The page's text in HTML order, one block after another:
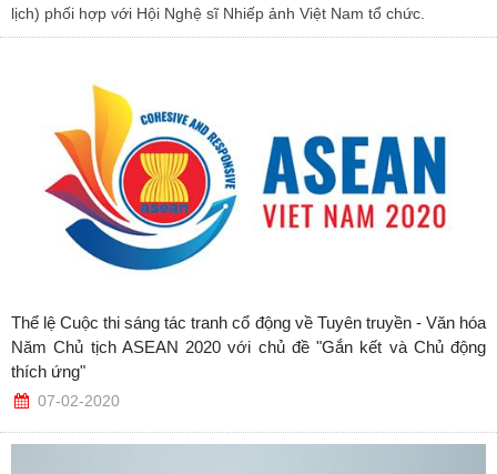
lịch) phối hợp với Hội Nghệ sĩ Nhiếp ảnh Việt Nam tổ chức.
Thể lệ Cuộc thi sáng tác tranh cổ động về Tuyên truyền - Văn hóa
Năm Chủ tịch ASEAN 2020 với chủ đề "Gắn kết và Chủ động
thích ứng"
07-02-2020